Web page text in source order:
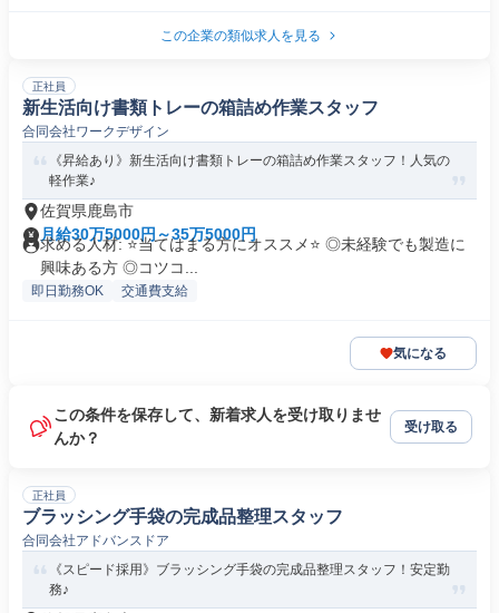
この企業の類似求人を見る
正社員
新生活向け書類トレーの箱詰め作業スタッフ
合同会社ワークデザイン
《昇給あり》新生活向け書類トレーの箱詰め作業スタッフ！人気の
軽作業♪
佐賀県鹿島市
月給30万5000円～35万5000円
求める人材: ⭐️当てはまる方にオススメ⭐️ ◎未経験でも製造に
興味ある方 ◎コツコ...
即日勤務OK 交通費支給
気になる
この条件を保存して、新着求人を受け取りませ
んか？
受け取る
正社員
ブラッシング手袋の完成品整理スタッフ
合同会社アドバンスドア
《スピード採用》ブラッシング手袋の完成品整理スタッフ！安定勤
務♪